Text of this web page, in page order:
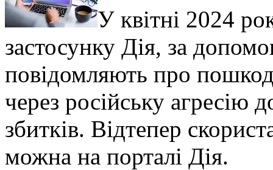
У квітні 2024
застосунку Дія, за
повідомляють про
через російську агресію
збитків. Відтепер
можна на порталі Дія.